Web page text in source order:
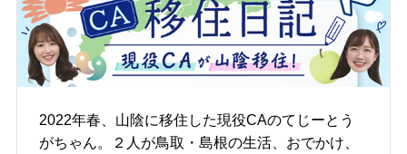
2022年春、山陰に移住した現役CAのてじーとう
がちゃん。２人が鳥取・島根の生活、おでかけ、